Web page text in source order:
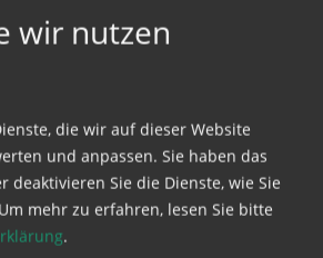
oder bestellen Sie das
.
mit Ihrem Benutzernamen
wir nutzen
die wir auf dieser Website
und anpassen. Sie haben das
deaktivieren Sie die Dienste, wie Sie
Um mehr zu erfahren, lesen Sie bitte
.